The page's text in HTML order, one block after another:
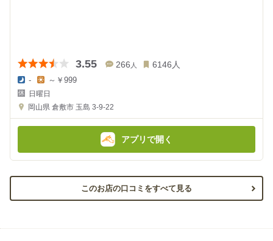
3.55 266 人 6146 人
夜
の
金
-
昼
の
金
額
～￥999
日曜日
岡山県 倉敷市 玉島 3-9-22
アプリで開く
このお店の口コミをすべて見る